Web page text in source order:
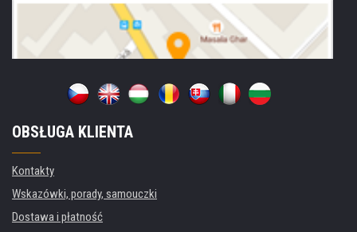
OBSŁUGA KLIENTA
Kontakty
Wskazówki, porady, samouczki
Dostawa i płatność